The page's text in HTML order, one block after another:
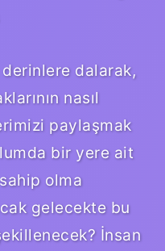
dalarak,
nasıl
paylaşmak
bir yere ait
olma
gelecekte bu
İnsan